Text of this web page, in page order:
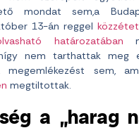
mondat sem,a
13-án reggel
határozatában
nem tarthattak meg
megemlékezést sem,
megtiltottak.
a „harag